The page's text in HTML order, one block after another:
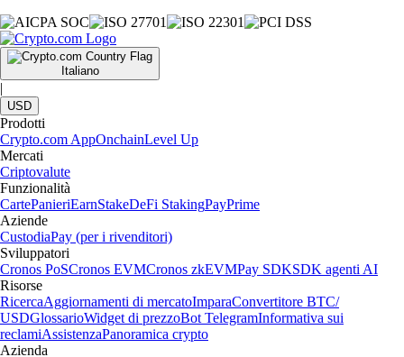
Italiano
|
USD
Prodotti
Crypto.com AppOnchainLevel Up
Mercati
Criptovalute
Funzionalità
CartePanieriEarnStakeDeFi StakingPayPrime
Aziende
CustodiaPay (per i rivenditori)
Sviluppatori
Cronos PoSCronos EVMCronos zkEVMPay SDKSDK agenti AI
Risorse
RicercaAggiornamenti di mercatoImparaConvertitore BTC/
USDGlossarioWidget di prezzoBot TelegramInformativa sui
reclamiAssistenzaPanoramica crypto
Azienda